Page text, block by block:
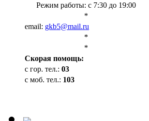
Режим работы: с 7:30 до 19:00
*
email: gkb5@mail.ru
*
*
Cкорая помощь:
с гор. тел.: 03
с моб. тел.: 103